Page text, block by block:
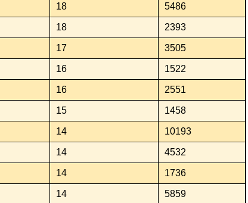
18 5486
18 2393
17 3505
16 1522
16 2551
15 1458
14 10193
14 4532
14 1736
14 5859